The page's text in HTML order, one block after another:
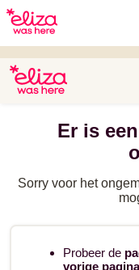
Er is
Sorry voor het
Probeer de
vorige pagina